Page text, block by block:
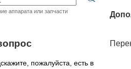
аппарата или запчасти
пожалуйста, есть в